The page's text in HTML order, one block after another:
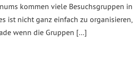
kommen viele Besuchsgruppen
ist nicht ganz einfach zu
wenn die Gruppen […]